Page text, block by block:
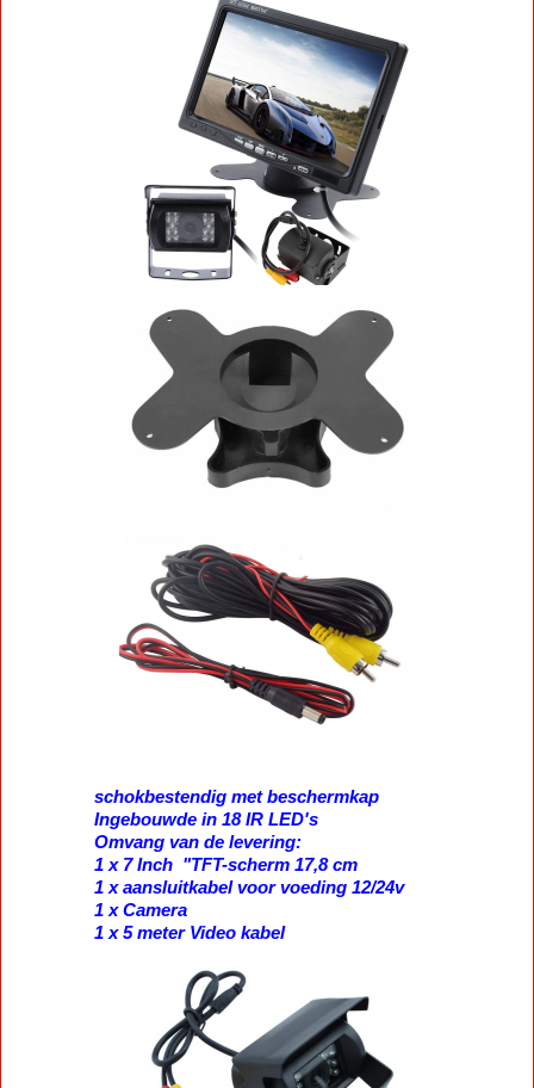
schokbestendig met beschermkap
Ingebouwde in 18 IR LED's
Omvang van de levering:
1 x 7 Inch "TFT-scherm 17,8 cm
1 x aansluitkabel voor voeding 12/24v
1 x Camera
1 x 5 meter Video kabel